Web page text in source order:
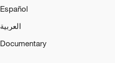
Español
العربية
Documentary